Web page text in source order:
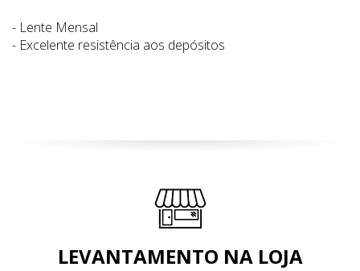
- Lente Mensal
- Excelente resistência aos depósitos
LEVANTAMENTO NA LOJA